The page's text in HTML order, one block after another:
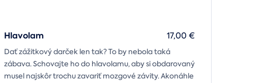
Hlavolam
Dať zážitkový darček len tak? To by nebola taká
zábava. Schovajte ho do hlavolamu, aby si obdarovaný
musel najskôr trochu zavariť mozgové závity. Akonáhle
17,00 €